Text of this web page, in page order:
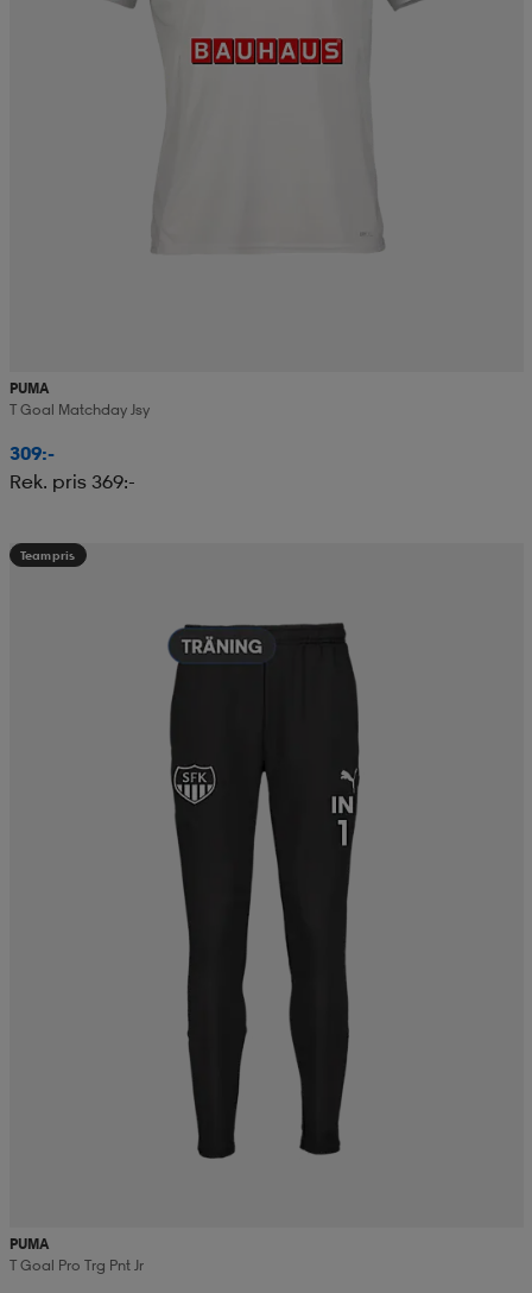
PUMA
T Goal Matchday Jsy
309:-
Rek. pris 369:-
Teampris
PUMA
T Goal Pro Trg Pnt Jr